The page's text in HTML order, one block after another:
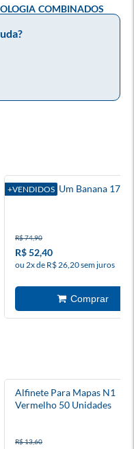
COMBINADOS
+VENDIDOS
Diário De Um Banana 17
R$ 74,90
R$ 52,40
ou 2x de R$ 26,20 sem juros
Alfinete Para Mapas N1
Vermelho 50 Unidades
R$ 13,60